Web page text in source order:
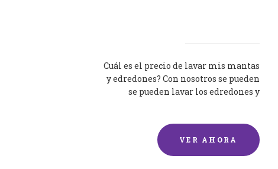
Cuál es el precio de lavar mis mantas
y edredones? Con nosotros se pueden
se pueden lavar los edredones y
VER AHORA